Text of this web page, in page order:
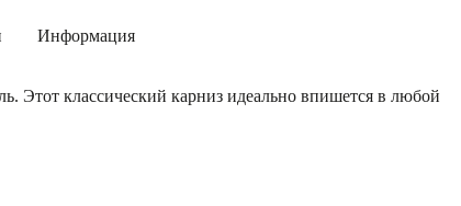
Информация
Этот классический карниз идеально впишется в любой